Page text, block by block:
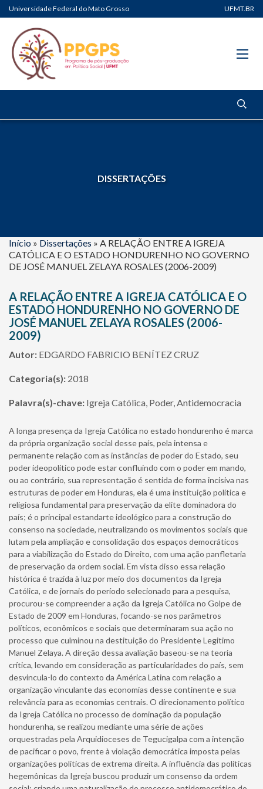
Universidade Federal do Mato Grosso UFMT.BR
DISSERTAÇÕES
Início » Dissertações » A RELAÇÃO ENTRE A IGREJA
CATÓLICA E O ESTADO HONDURENHO NO GOVERNO
DE JOSÉ MANUEL ZELAYA ROSALES (2006-2009)
A RELAÇÃO ENTRE A IGREJA CATÓLICA E O
ESTADO HONDURENHO NO GOVERNO DE
JOSÉ MANUEL ZELAYA ROSALES (2006-
2009)
Autor: EDGARDO FABRICIO BENÍTEZ CRUZ
Categoria(s): 2018
Palavra(s)-chave: Igreja Católica, Poder, Antidemocracia
A longa presença da Igreja Católica no estado hondurenho é marca
da própria organização social desse país, pela intensa e
permanente relação com as instâncias de poder do Estado, seu
poder ideopolitico pode estar confluindo com o poder em mando,
ou ao contrário, sua representação é sentida de forma incisiva nas
estruturas de poder em Honduras, ela é uma instituição política e
religiosa fundamental para preservação da elite dominadora do
país; é o principal estandarte ideológico para a construção do
consenso na sociedade, neutralizando os movimentos sociais que
lutam pela ampliação e consolidação dos espaços democráticos
para a viabilização do Estado do Direito, com uma ação panfletaria
de preservação da ordem social. Em vista disso essa relação
histórica é trazida à luz por meio dos documentos da Igreja
Católica, e de jornais do período selecionado para a pesquisa,
procurou-se compreender a ação da Igreja Católica no Golpe de
Estado de 2009 em Honduras, focando-se nos parâmetros
políticos, econômicos e sociais que determinaram sua ação no
processo que culminou na destituição do Presidente Legitimo
Manuel Zelaya. A direção dessa avaliação baseou-se na teoria
crítica, levando em consideração as particularidades do país, sem
desvincula-lo do contexto da América Latina com relação a
organização vinculante das economias desse continente e sua
relevância para as economias centrais. O direcionamento político
da Igreja Católica no processo de dominação da população
hondurenha, se realizou mediante uma série de ações
orquestradas pela Arquidioceses de Tegucigalpa com a intenção
de pacificar o povo, frente à violação democrática imposta pelas
organizações políticas de extrema direita. A influência das políticas
hegemônicas da Igreja buscou produzir um consenso da ordem